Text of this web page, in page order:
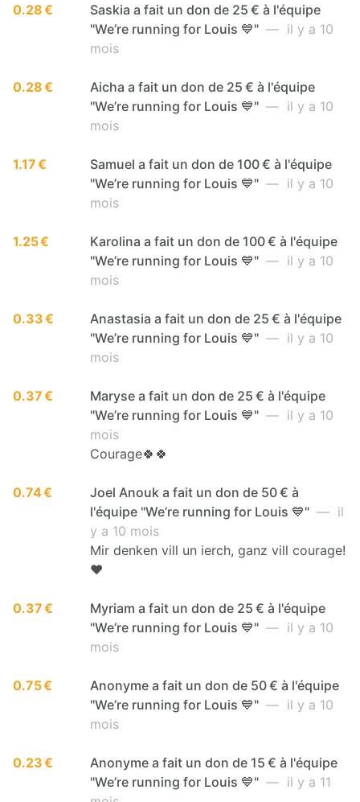
0.28 €
Saskia a fait un don de 25 € à l'équipe
"We’re running for Louis 💙" — il y a 10
mois
0.28 €
Aicha a fait un don de 25 € à l'équipe
"We’re running for Louis 💙" — il y a 10
mois
1.17 €
Samuel a fait un don de 100 € à l'équipe
"We’re running for Louis 💙" — il y a 10
mois
1.25 €
Karolina a fait un don de 100 € à l'équipe
"We’re running for Louis 💙" — il y a 10
mois
0.33 €
Anastasia a fait un don de 25 € à l'équipe
"We’re running for Louis 💙" — il y a 10
mois
0.37 €
Maryse a fait un don de 25 € à l'équipe
"We’re running for Louis 💙" — il y a 10
mois
Courage🍀🍀
0.74 €
Joel Anouk a fait un don de 50 € à
l'équipe "We’re running for Louis 💙" — il
y a 10 mois
Mir denken vill un ierch, ganz vill courage!
❤️
0.37 €
Myriam a fait un don de 25 € à l'équipe
"We’re running for Louis 💙" — il y a 10
mois
0.75 €
Anonyme a fait un don de 50 € à l'équipe
"We’re running for Louis 💙" — il y a 10
mois
0.23 €
Anonyme a fait un don de 15 € à l'équipe
"We’re running for Louis 💙" — il y a 11